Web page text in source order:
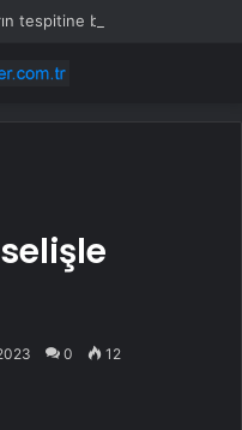
tespitine başlandı
0 12